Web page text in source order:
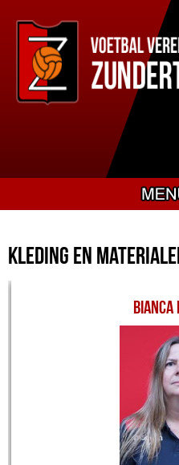
Kleding en
Bianca